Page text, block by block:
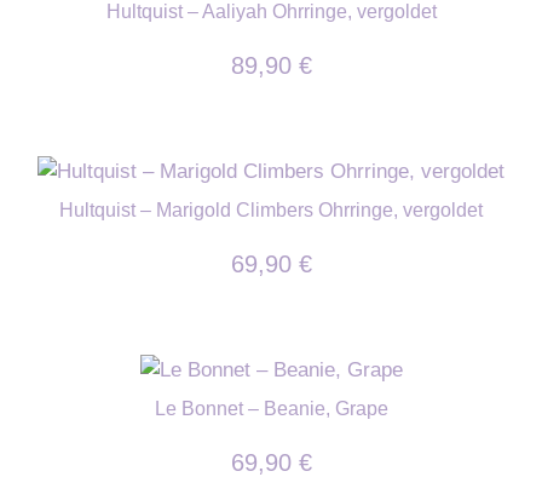
Hultquist – Aaliyah Ohrringe, vergoldet
89,90 €
Hultquist – Marigold Climbers Ohrringe, vergoldet
69,90 €
Le Bonnet – Beanie, Grape
69,90 €